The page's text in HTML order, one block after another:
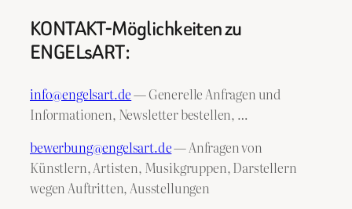
KONTAKT-Möglichkeiten zu
ENGELsART:
info@engelsart.de— Generelle Anfragen und
Informationen, Newsletter bestellen, …
bewerbung@engelsart.de— Anfragen von
Künstlern, Artisten, Musikgruppen, Darstellern
wegen Auftritten, Ausstellungen